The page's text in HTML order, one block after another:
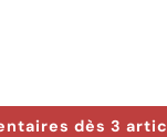
dès 3